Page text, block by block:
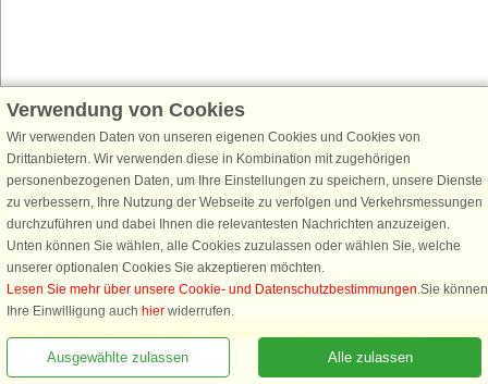
Verwendung von Cookies
Wir verwenden Daten von unseren eigenen Cookies und Cookies von
Drittanbietern. Wir verwenden diese in Kombination mit zugehörigen
personenbezogenen Daten, um Ihre Einstellungen zu speichern, unsere Dienste
zu verbessern, Ihre Nutzung der Webseite zu verfolgen und Verkehrsmessungen
durchzuführen und dabei Ihnen die relevantesten Nachrichten anzuzeigen.
Unten können Sie wählen, alle Cookies zuzulassen oder wählen Sie, welche
unserer optionalen Cookies Sie akzeptieren möchten.
Lesen Sie mehr über unsere Cookie- und Datenschutzbestimmungen.Sie können
Ihre Einwilligung auch hier widerrufen.
Notwendige: Diese Cookies tragen dazu bei, dass unsere Webseite
funktioniert, indem sie grundlegende Funktionen, wie das Erinnern an die
Alle zulassen
Ausgewählte zulassen